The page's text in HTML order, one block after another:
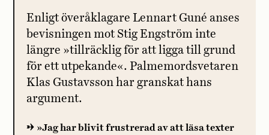
Enligt överåklagare Lennart Guné anses
bevisningen mot Stig Engström inte
längre »tillräcklig för att ligga till grund
för ett utpekande«. Palmemordsvetaren
Klas Gustavsson har granskat hans
argument.
»Jag har blivit frustrerad av att läsa texter